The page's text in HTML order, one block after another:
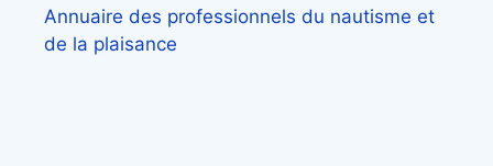
Annuaire des professionnels du nautisme et
de la plaisance